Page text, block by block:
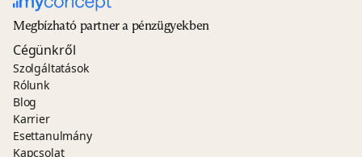
Megbízható partner a pénzügyekben
Cégünkről
Szolgáltatások
Rólunk
Blog
Karrier
Esettanulmány
Kapcsolat